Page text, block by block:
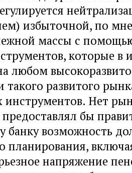
избыточной, по
массы с
которые в
любом
такого развитого
инструментов. Нет
бы
банку возможность
планирования,
напряжение